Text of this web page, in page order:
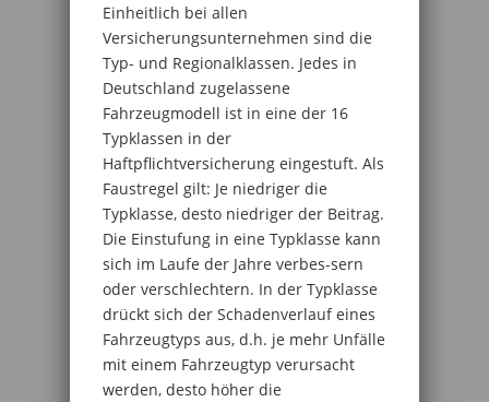
Einheitlich bei allen
Versicherungsunternehmen sind die
Typ- und Regionalklassen. Jedes in
Deutschland zugelassene
Fahrzeugmodell ist in eine der 16
Typklassen in der
Haftpflichtversicherung eingestuft. Als
Faustregel gilt: Je niedriger die
Typklasse, desto niedriger der Beitrag.
Die Einstufung in eine Typklasse kann
sich im Laufe der Jahre verbes-sern
oder verschlechtern. In der Typklasse
drückt sich der Schadenverlauf eines
Fahrzeugtyps aus, d.h. je mehr Unfälle
mit einem Fahrzeugtyp verursacht
werden, desto höher die